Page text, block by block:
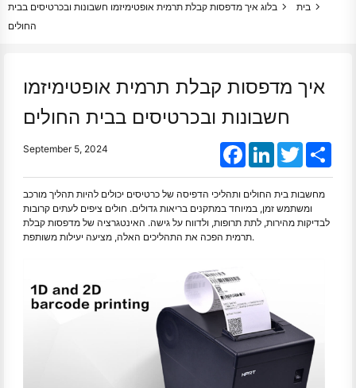
בית בלוג איך מדפסות קבלת תרמית אופטימיזמו חשבונות ובכרטיסים בבית
החולים
איך מדפסות קבלת תרמית אופטימיזמו
חשבונות ובכרטיסים בבית החולים
September 5, 2024 FacebookLinkedInTwitter
מחשבות בית החולים ותהליכי הדפיסה של כרטיסים יכולים להיות תהליך מורכב
ומשתמש זמן, במיוחד במתקנים בריאות גדולים. חולים ציפים לעתים קרובות
לבדיקות מהירות, לתת תרופות, ולדווח על גישה. האינטגרציה של מדפסות קבלת
תרמית הפכה את התהליכים האלה, מציעה יעילות משותפת.